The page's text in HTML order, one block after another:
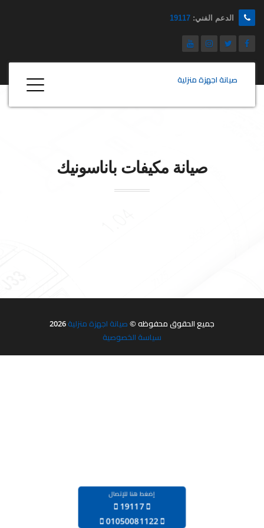
الدعم الفني: 19117
صيانة اجهزة منزلية
صيانة مكيفات باناسونيك
جميع الحقوق محفوظه © صيانة اجهزة منزلية
سياسة الخصوصية
إضغط هنا للإتصال
19117
‪01050081122‬‏